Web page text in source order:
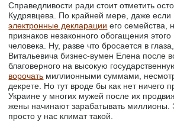
Справедливости ради стоит отметить
Кудрявцева. По крайней мере, даже если
электронные декларации его семейства,
признаков незаконного обогащения этого
человека. Ну, разве что бросается в
Витальевича бизнес-вумен Елена после
благоверного на высокую
ворочать миллионными суммами,
декрете. Но тут вроде бы как нет ничего
Украине у многих мужей после их
жены начинают зарабатывать миллионы.
просто у нас климат такой.